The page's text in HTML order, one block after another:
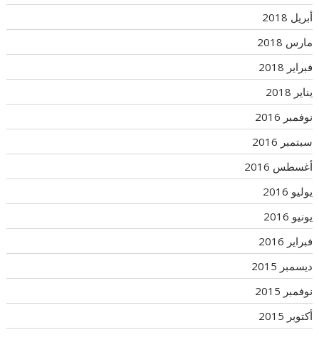
أبريل 2018
مارس 2018
فبراير 2018
يناير 2018
نوفمبر 2016
سبتمبر 2016
أغسطس 2016
يوليو 2016
يونيو 2016
فبراير 2016
ديسمبر 2015
نوفمبر 2015
أكتوبر 2015